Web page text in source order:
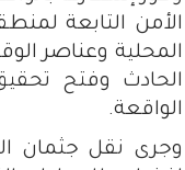
الأمن التابعة
المحلية وعناصر
الحادث وفتح
الواقعة.
وجرى نقل جثمان